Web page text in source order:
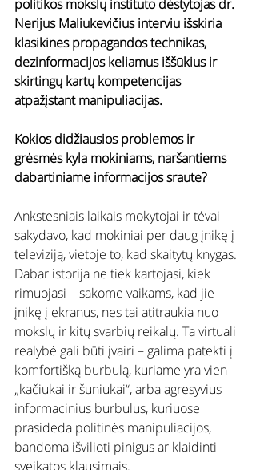
politikos mokslų instituto dėstytojas dr.
Nerijus Maliukevičius interviu išskiria
klasikines propagandos technikas,
dezinformacijos keliamus iššūkius ir
skirtingų kartų kompetencijas
atpažįstant manipuliacijas.
Kokios didžiausios problemos ir
grėsmės kyla mokiniams, naršantiems
dabartiniame informacijos sraute?
Ankstesniais laikais mokytojai ir tėvai
sakydavo, kad mokiniai per daug įnikę į
televiziją, vietoje to, kad skaitytų knygas.
Dabar istorija ne tiek kartojasi, kiek
rimuojasi – sakome vaikams, kad jie
įnikę į ekranus, nes tai atitraukia nuo
mokslų ir kitų svarbių reikalų. Ta virtuali
realybė gali būti įvairi – galima patekti į
komfortišką burbulą, kuriame yra vien
„kačiukai ir šuniukai“, arba agresyvius
informacinius burbulus, kuriuose
prasideda politinės manipuliacijos,
bandoma išvilioti pinigus ar klaidinti
sveikatos klausimais.